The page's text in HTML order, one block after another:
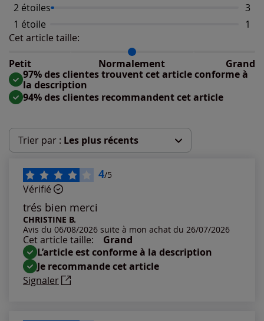
2 étoiles
3
1 étoile
1
Cet article taille:
Petit
Normalement Grand
Répartition du taillant selon les avis clients
Taille normalement : 91%
Taille grand : 6%
97% des clientes trouvent cet article conforme à
la description
94% des clientes recommandent cet article
Trier par : Les plus récents
Les plus récents
Les plus anciens
Notes les plus élevées
Notes les plus basses
4/5
Vérifié
trés bien merci
CHRISTINE B.
Avis du 06/08/2026 suite à mon achat du 26/07/2026
Cet article taille:
Grand
L’article est conforme à la description
Je recommande cet article
Signaler